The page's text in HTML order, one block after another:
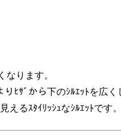
なります。
りﾋｻﾞから下のｼﾙｴｯﾄを広く
えるｽﾀｲﾘｯｼｭなｼﾙｴｯﾄです。